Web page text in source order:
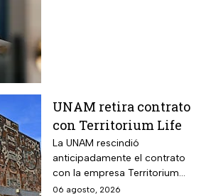
UNAM retira contrato
con Territorium Life
La UNAM rescindió
anticipadamente el contrato
con la empresa Territorium
Life, encargada del examen
06 agosto, 2026